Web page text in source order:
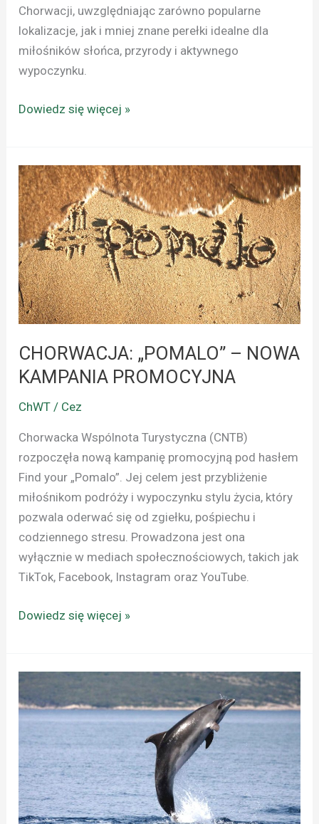
Chorwacji, uwzględniając zarówno popularne
lokalizacje, jak i mniej znane perełki idealne dla
miłośników słońca, przyrody i aktywnego
wypoczynku.
Dowiedz się więcej »
CHORWACJA: „POMALO” – NOWA
KAMPANIA PROMOCYJNA
ChWT / Cez
Chorwacka Wspólnota Turystyczna (CNTB)
rozpoczęła nową kampanię promocyjną pod hasłem
Find your „Pomalo”. Jej celem jest przybliżenie
miłośnikom podróży i wypoczynku stylu życia, który
pozwala oderwać się od zgiełku, pośpiechu i
codziennego stresu. Prowadzona jest ona
wyłącznie w mediach społecznościowych, takich jak
TikTok, Facebook, Instagram oraz YouTube.
CHORWACJA:
„POMALO”
–
NOWA
KAMPANIA
PROMOCYJNA
Dowiedz się więcej »
CHORWACJA:
PIĘĆ
SUPER
MIEJSC
DLA
DZIECI